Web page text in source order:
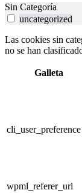
Sin Categoría
uncategorized
Las cookies sin
no se han
Galleta
cli_user_preference
wpml_referer_url